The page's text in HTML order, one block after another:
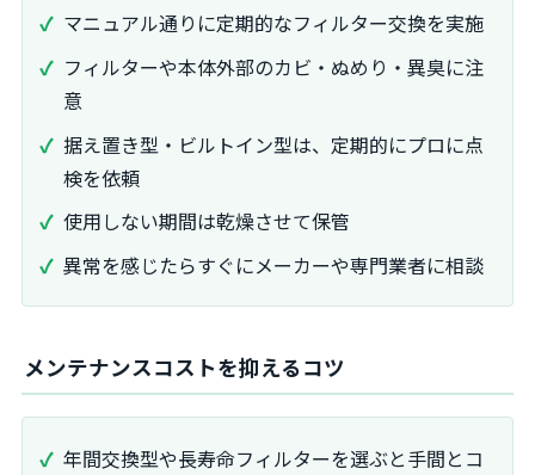
マニュアル通りに定期的なフィルター交換を実施
フィルターや本体外部のカビ・ぬめり・異臭に注
意
据え置き型・ビルトイン型は、定期的にプロに点
検を依頼
使用しない期間は乾燥させて保管
異常を感じたらすぐにメーカーや専門業者に相談
メンテナンスコストを抑えるコツ
年間交換型や長寿命フィルターを選ぶと手間とコ